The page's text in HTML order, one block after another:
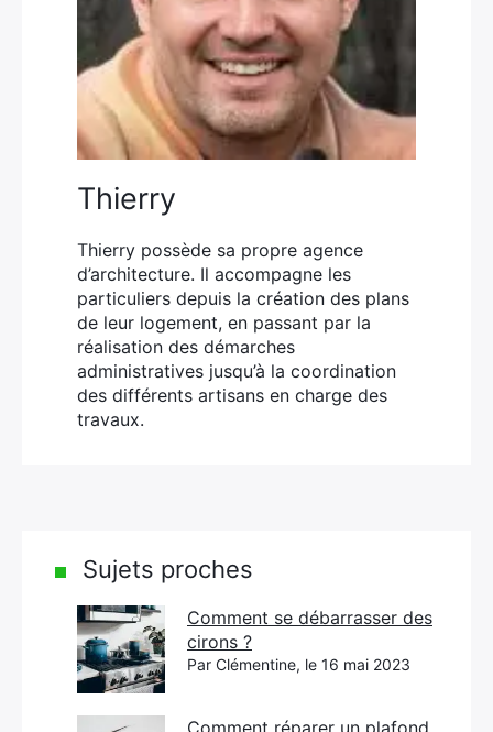
Thierry
Thierry possède sa propre agence
d’architecture. Il accompagne les
particuliers depuis la création des plans
de leur logement, en passant par la
réalisation des démarches
administratives jusqu’à la coordination
des différents artisans en charge des
travaux.
Sujets proches
Comment se débarrasser des
cirons ?
Par Clémentine, le 16 mai 2023